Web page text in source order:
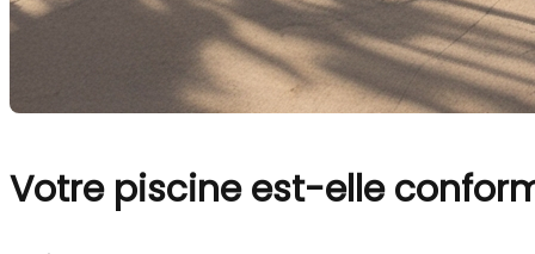
Votre piscine est-elle